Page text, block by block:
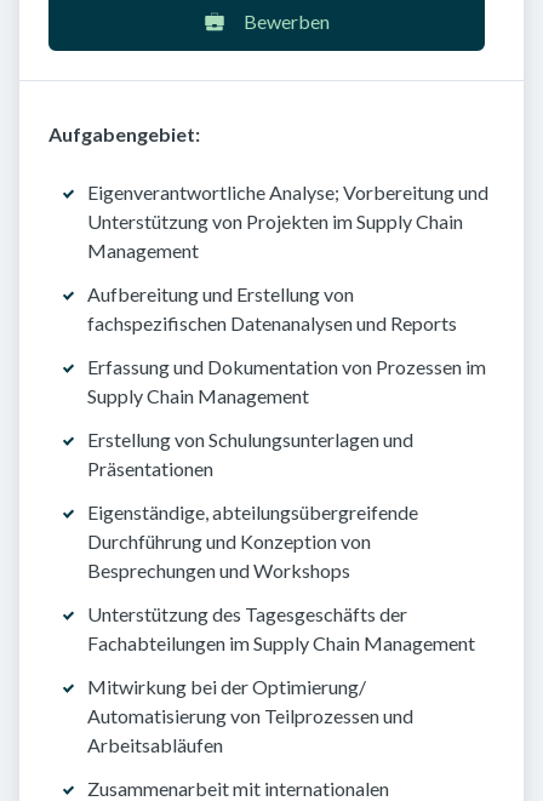
Bewerben
Aufgabengebiet:
Eigenverantwortliche Analyse; Vorbereitung und
Unterstützung von Projekten im Supply Chain
Management
Aufbereitung und Erstellung von
fachspezifischen Datenanalysen und Reports
Erfassung und Dokumentation von Prozessen im
Supply Chain Management
Erstellung von Schulungsunterlagen und
Präsentationen
Eigenständige, abteilungsübergreifende
Durchführung und Konzeption von
Besprechungen und Workshops
Unterstützung des Tagesgeschäfts der
Fachabteilungen im Supply Chain Management
Mitwirkung bei der Optimierung/
Automatisierung von Teilprozessen und
Arbeitsabläufen
Zusammenarbeit mit internationalen